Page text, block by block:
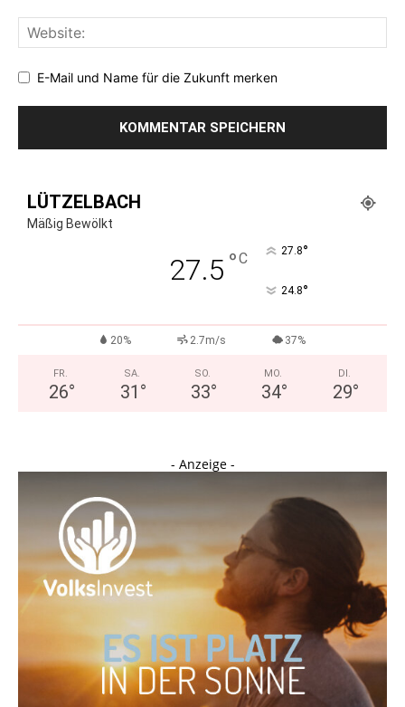
E-Mail und Name für die Zukunft merken
LÜTZELBACH
Mäßig Bewölkt
27.5 °C 27.8°
24.8°
20% 2.7m/s 37%
FR.
26°
SA.
31 °
SO.
33°
MO.
34°
DI.
29°
- Anzeige -